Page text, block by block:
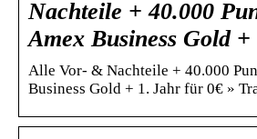
Nachteile + 40.000
Amex Business Gold
Alle Vor- & Nachteile + 40.000
Business Gold + 1. Jahr für 0€ »